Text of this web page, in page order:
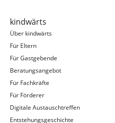
kindwärts
Über kindwärts
Für Eltern
Für Gastgebende
Beratungsangebot
Für Fachkräfte
Für Förderer
Digitale Austauschtreffen
Entstehungsgeschichte